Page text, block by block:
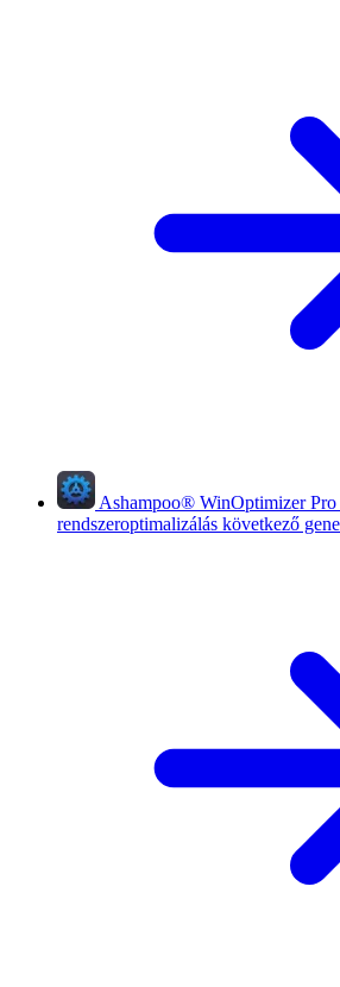
Ashampoo® WinOptimizer Pro
rendszeroptimalizálás következő